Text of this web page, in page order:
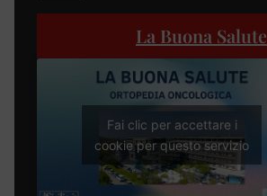
La Buona Salute
Fai clic per accettare i
cookie per questo servizio